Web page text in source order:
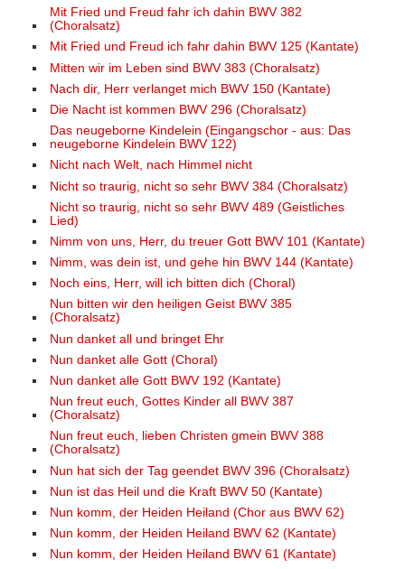
Mit Fried und Freud fahr ich dahin BWV 382
(Choralsatz)
Mit Fried und Freud ich fahr dahin BWV 125 (Kantate)
Mitten wir im Leben sind BWV 383 (Choralsatz)
Nach dir, Herr verlanget mich BWV 150 (Kantate)
Die Nacht ist kommen BWV 296 (Choralsatz)
Das neugeborne Kindelein (Eingangschor - aus: Das
neugeborne Kindelein BWV 122)
Nicht nach Welt, nach Himmel nicht
Nicht so traurig, nicht so sehr BWV 384 (Choralsatz)
Nicht so traurig, nicht so sehr BWV 489 (Geistliches
Lied)
Nimm von uns, Herr, du treuer Gott BWV 101 (Kantate)
Nimm, was dein ist, und gehe hin BWV 144 (Kantate)
Noch eins, Herr, will ich bitten dich (Choral)
Nun bitten wir den heiligen Geist BWV 385
(Choralsatz)
Nun danket all und bringet Ehr
Nun danket alle Gott (Choral)
Nun danket alle Gott BWV 192 (Kantate)
Nun freut euch, Gottes Kinder all BWV 387
(Choralsatz)
Nun freut euch, lieben Christen gmein BWV 388
(Choralsatz)
Nun hat sich der Tag geendet BWV 396 (Choralsatz)
Nun ist das Heil und die Kraft BWV 50 (Kantate)
Nun komm, der Heiden Heiland (Chor aus BWV 62)
Nun komm, der Heiden Heiland BWV 62 (Kantate)
Nun komm, der Heiden Heiland BWV 61 (Kantate)